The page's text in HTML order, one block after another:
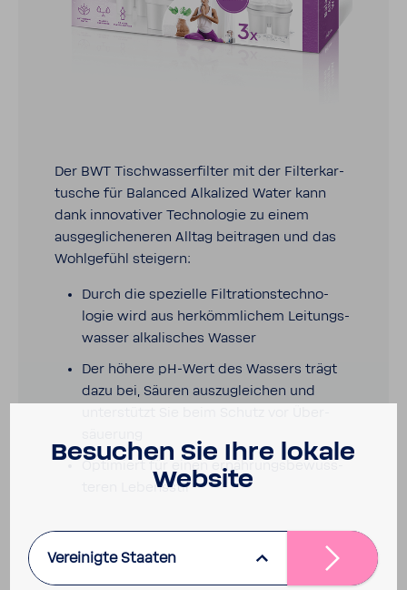
Der BWT Tisch­was­ser­filter mit der Filter­kar­
tu­sche für Balanced Alka­lized Water kann
dank inno­va­tiver Tech­no­logie zu einem
ausge­gli­che­neren Alltag beitragen und das
Wohl­ge­fühl stei­gern:
Durch die spezi­elle Filtra­ti­ons­tech­no­
logie wird aus herkömm­li­chem Leitungs­
wasser alka­li­sches Wasser
Der höhere pH-​Wert des Wassers trägt
dazu bei, Säuren auszu­glei­chen und
Opti­miert für einen ernäh­rungs­be­wuss­
teren Lebens­stil
Besu­chen Sie Ihre lokale
Website
Vereinigte Staaten